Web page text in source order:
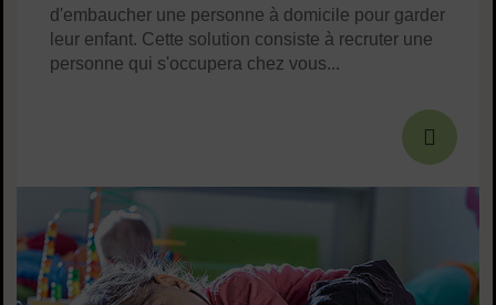
d'embaucher une personne à domicile pour garder
leur enfant. Cette solution consiste à recruter une
personne qui s'occupera chez vous...